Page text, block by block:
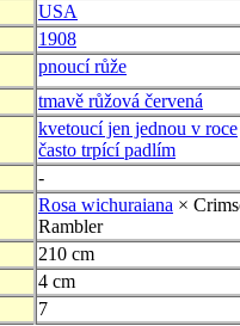
USA
1908
pnoucí růže
tmavě růžová červená
kvetoucí jen jednou v roce
často trpící padlím
-
Rosa wichuraiana ×
Rambler
210 cm
4 cm
7